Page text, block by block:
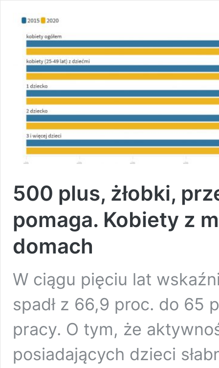
500 plus, żłobki,
pomaga. Kobiety z
domach
W ciągu pięciu lat
spadł z 66,9 proc. do 65
pracy. O tym, że
posiadających dzieci